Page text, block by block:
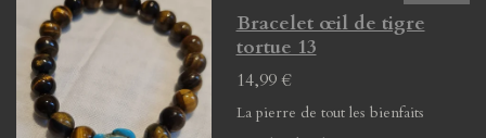
Bracelet œil de tigre
tortue 13
14,99 €
La pierre de tout les bienfaits